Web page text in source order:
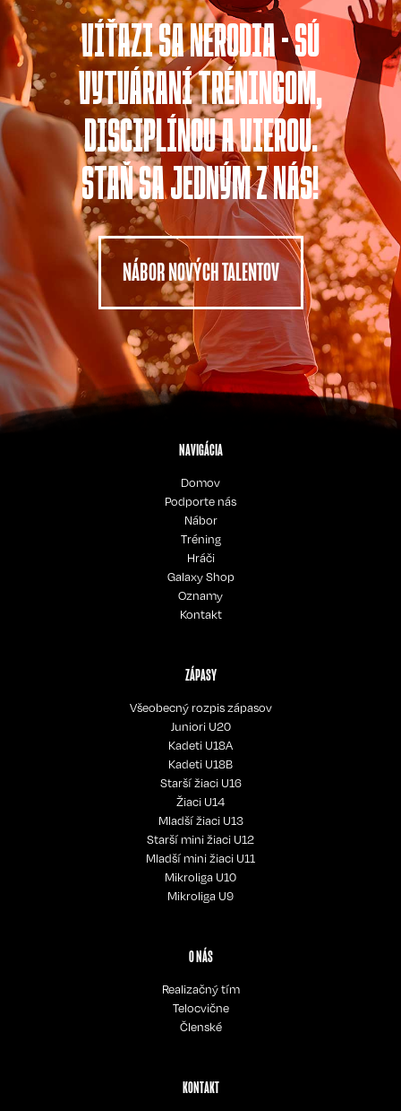
Majstrovstvá Slovenska chlapcov do 13 rokov.
VÍŤAZI SA NERODIA - SÚ
VYTVÁRANÍ TRÉNINGOM,
DISCIPLÍNOU A VIEROU.
STAŇ SA JEDNÝM Z NÁS!
NÁBOR NOVÝCH TALENTOV
NAVIGÁCIA
Domov
Podporte nás
Nábor
Tréning
Hráči
Galaxy Shop
Oznamy
Kontakt
ZÁPASY
Všeobecný rozpis zápasov
Juniori U20
Kadeti U18A
Kadeti U18B
Starší žiaci U16
Žiaci U14
Mladší žiaci U13
Starší mini žiaci U12
Mladší mini žiaci U11
Mikroliga U10
Mikroliga U9
O NÁS
Realizačný tím
Telocvične
Členské
KONTAKT